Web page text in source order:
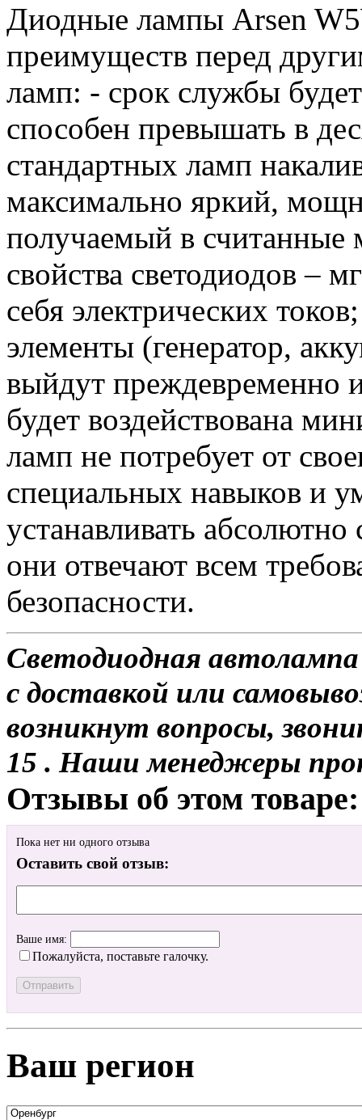
Диодные лампы Arsen
преимуществ перед
ламп: - срок службы
способен превышать в
стандартных ламп
максимально яркий,
получаемый в считанные
свойства светодиодов –
себя электрических
элементы (генератор,
выйдут преждевременно
будет воздействована
ламп не потребует от
специальных навыков и
устанавливать
они отвечают всем
безопасности.
Светодиодная
с доставкой или
возникнут вопросы,
15 . Наши менеджеры
Отзывы об этом товаре:
Пока нет ни одного отзыва
Оставить свой отзыв:
Ваше имя:
Пожалуйста, поставьте галочку.
Ваш регион